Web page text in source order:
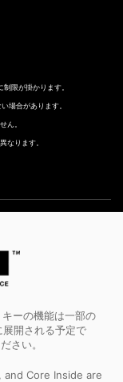
限が掛かります。
場合があります。
ん。
なります。
ーの機能は一部の
開される予定で
さい。
Core Inside are